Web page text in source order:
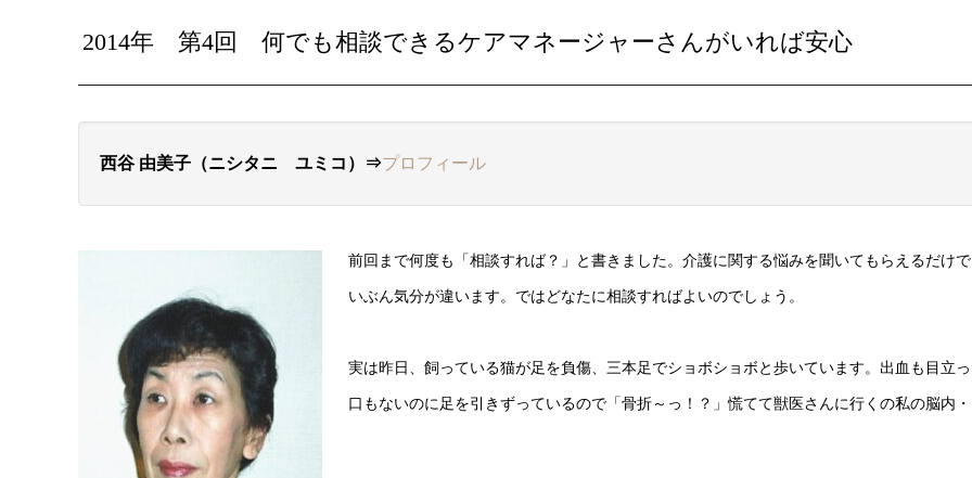
2014年 第4回 何でも相談できるケアマネージャーさんがいれば安心
西谷 由美子（ニシタニ ユミコ）⇒プロフィール
前回まで何度も「相談すれば？」と書きました。介護に関する悩みを聞いてもらえるだけ
いぶん気分が違います。ではどなたに相談すればよいのでしょう。
実は昨日、飼っている猫が足を負傷、三本足でショボショボと歩いています。出血も目立
口もないのに足を引きずっているので「骨折～っ！？」慌てて獣医さんに行くの私の脳内・